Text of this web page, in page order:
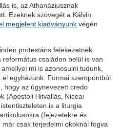
is, az Athanáziusznak
Ezeknek szövegét a Kálvin
megjelent kiadványunk végén
protestáns felekezetnek
családon belül is van
mi is azonosulni tudunk,
egyházunk. Formai szempontból
hogy az úgynevezett credo
(Apostoli Hitvallás, Niceai
is a liturgia
(fejezetekre és
csak terjedelmi okoknál fogva